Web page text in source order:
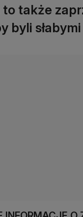
to także
byli